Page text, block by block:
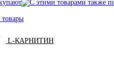
L-КАРНИТИН